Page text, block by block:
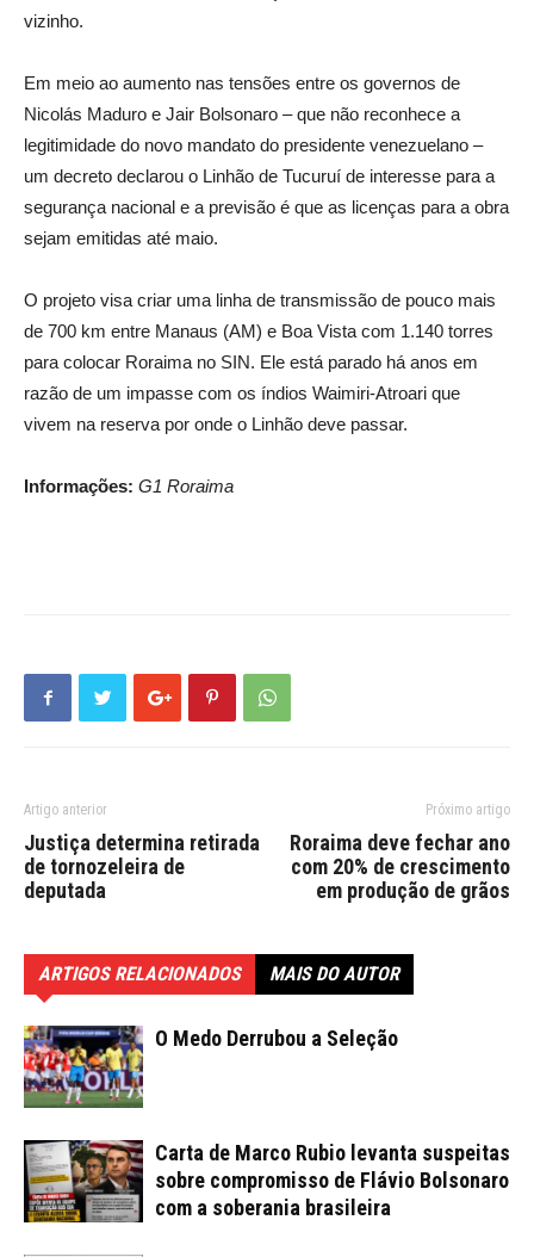
vizinho.
Em meio ao aumento nas tensões entre os governos de
Nicolás Maduro e Jair Bolsonaro – que não reconhece a
legitimidade do novo mandato do presidente venezuelano –
um decreto declarou o Linhão de Tucuruí de interesse para a
segurança nacional e a previsão é que as licenças para a obra
sejam emitidas até maio.
O projeto visa criar uma linha de transmissão de pouco mais
de 700 km entre Manaus (AM) e Boa Vista com 1.140 torres
para colocar Roraima no SIN. Ele está parado há anos em
razão de um impasse com os índios Waimiri-Atroari que
vivem na reserva por onde o Linhão deve passar.
Informações: G1 Roraima
Artigo anterior
Justiça determina retirada
de tornozeleira de
deputada
Próximo artigo
Roraima deve fechar ano
com 20% de crescimento
em produção de grãos
ARTIGOS RELACIONADOS MAIS DO AUTOR
O Medo Derrubou a Seleção
Carta de Marco Rubio levanta suspeitas
sobre compromisso de Flávio Bolsonaro
com a soberania brasileira